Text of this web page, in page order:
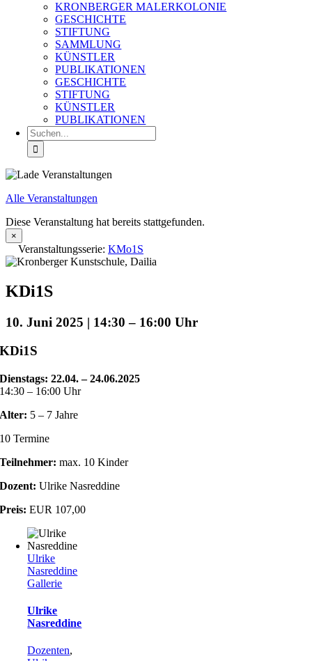
KRONBERGER MALERKOLONIE
GESCHICHTE
STIFTUNG
SAMMLUNG
KÜNSTLER
PUBLIKATIONEN
GESCHICHTE
STIFTUNG
KÜNSTLER
PUBLIKATIONEN
Suche
nach:
Alle Veranstaltungen
Diese Veranstaltung hat bereits stattgefunden.
×
Veranstaltungsserie: KMo1S
KDi1S
10. Juni 2025 | 14:30 – 16:00
KDi1S
Dienstags: 22.04. – 24.06.2025
14:30 – 16:00 Uhr
Alter: 5 – 7 Jahre
10 Termine
Teilnehmer: max. 10 Kinder
Dozent: Ulrike Nasreddine
Preis: EUR 107,00
Ulrike
Nasreddine
Gallerie
Ulrike
Nasreddine
Dozenten,